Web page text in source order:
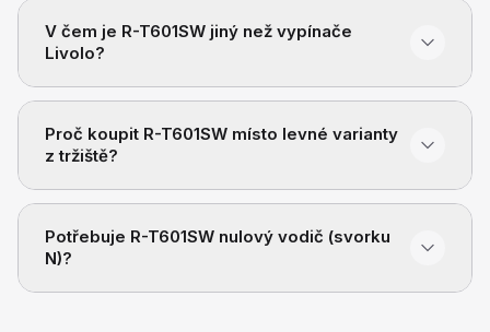
V čem je R-T601SW jiný než vypínače
Livolo?
Proč koupit R-T601SW místo levné varianty
z tržiště?
Potřebuje R-T601SW nulový vodič (svorku
N)?